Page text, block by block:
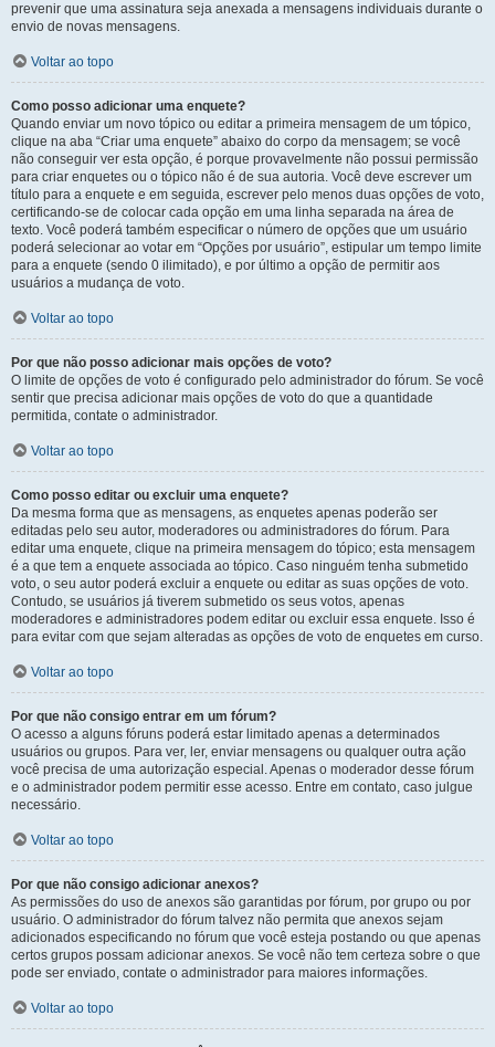
prevenir que uma assinatura seja anexada a mensagens individuais durante o
envio de novas mensagens.
Voltar ao topo
Como posso adicionar uma enquete?
Quando enviar um novo tópico ou editar a primeira mensagem de um tópico,
clique na aba “Criar uma enquete” abaixo do corpo da mensagem; se você
não conseguir ver esta opção, é porque provavelmente não possui permissão
para criar enquetes ou o tópico não é de sua autoria. Você deve escrever um
título para a enquete e em seguida, escrever pelo menos duas opções de voto,
certificando-se de colocar cada opção em uma linha separada na área de
texto. Você poderá também especificar o número de opções que um usuário
poderá selecionar ao votar em “Opções por usuário”, estipular um tempo limite
para a enquete (sendo 0 ilimitado), e por último a opção de permitir aos
usuários a mudança de voto.
Voltar ao topo
Por que não posso adicionar mais opções de voto?
O limite de opções de voto é configurado pelo administrador do fórum. Se você
sentir que precisa adicionar mais opções de voto do que a quantidade
permitida, contate o administrador.
Voltar ao topo
Como posso editar ou excluir uma enquete?
Da mesma forma que as mensagens, as enquetes apenas poderão ser
editadas pelo seu autor, moderadores ou administradores do fórum. Para
editar uma enquete, clique na primeira mensagem do tópico; esta mensagem
é a que tem a enquete associada ao tópico. Caso ninguém tenha submetido
voto, o seu autor poderá excluir a enquete ou editar as suas opções de voto.
Contudo, se usuários já tiverem submetido os seus votos, apenas
moderadores e administradores podem editar ou excluir essa enquete. Isso é
para evitar com que sejam alteradas as opções de voto de enquetes em curso.
Voltar ao topo
Por que não consigo entrar em um fórum?
O acesso a alguns fóruns poderá estar limitado apenas a determinados
usuários ou grupos. Para ver, ler, enviar mensagens ou qualquer outra ação
você precisa de uma autorização especial. Apenas o moderador desse fórum
e o administrador podem permitir esse acesso. Entre em contato, caso julgue
necessário.
Voltar ao topo
Por que não consigo adicionar anexos?
As permissões do uso de anexos são garantidas por fórum, por grupo ou por
usuário. O administrador do fórum talvez não permita que anexos sejam
adicionados especificando no fórum que você esteja postando ou que apenas
certos grupos possam adicionar anexos. Se você não tem certeza sobre o que
pode ser enviado, contate o administrador para maiores informações.
Voltar ao topo